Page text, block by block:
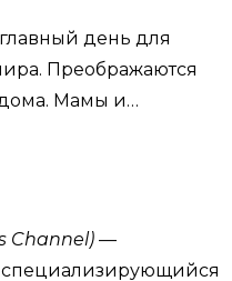
день для
Преображаются
Мамы и…
Channel) —